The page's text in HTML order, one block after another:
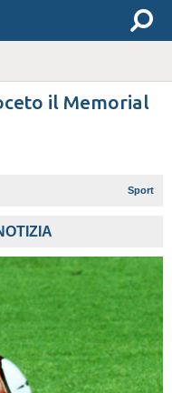
il Memorial
Sport